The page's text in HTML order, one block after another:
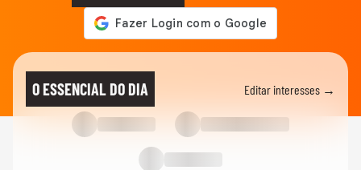
O ESSENCIAL DO DIA Editar interesses →